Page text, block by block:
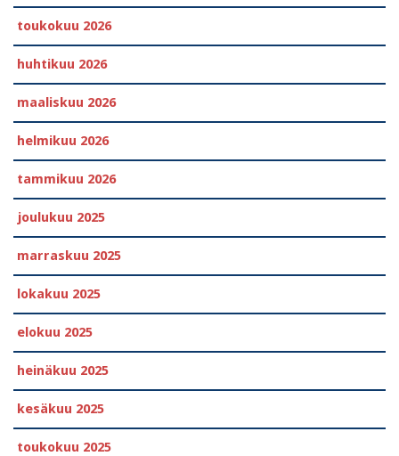
toukokuu 2026
huhtikuu 2026
maaliskuu 2026
helmikuu 2026
tammikuu 2026
joulukuu 2025
marraskuu 2025
lokakuu 2025
elokuu 2025
heinäkuu 2025
kesäkuu 2025
toukokuu 2025